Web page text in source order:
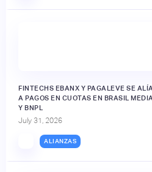
FINTECHS EBANX Y PAGALEVE SE
A PAGOS EN CUOTAS EN BRASIL
Y BNPL
July 31, 2026
ALIANZAS